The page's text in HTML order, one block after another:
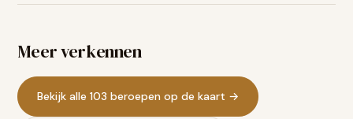
Meer verkennen
Bekijk alle 103 beroepen op de kaart →